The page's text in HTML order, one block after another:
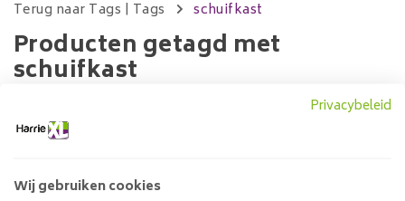
Terug naar Tags | Tags schuifkast
Producten getagd met
schuifkast
Privacybeleid
Wij gebruiken cookies